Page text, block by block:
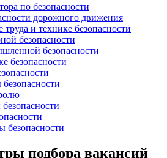
по безопасности
дорожного движения
и технике безопасности
безопасности
безопасности
безопасности
безопасности
подбора вакансий